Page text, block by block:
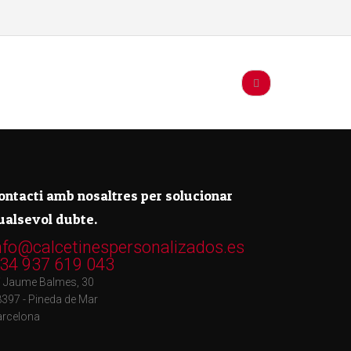
amb nosaltres per solucionar
dubte.
937 619 043
Jaume Balmes, 30
- Pineda de Mar